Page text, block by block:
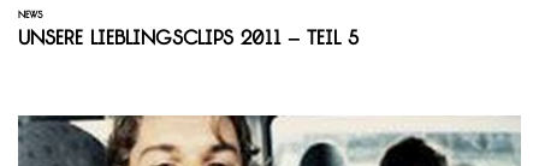
NEWS
Unsere Lieblingsclips 2011 – Teil 5